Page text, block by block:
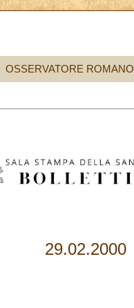
OSSERVATORE ROMANO
29.02.2000